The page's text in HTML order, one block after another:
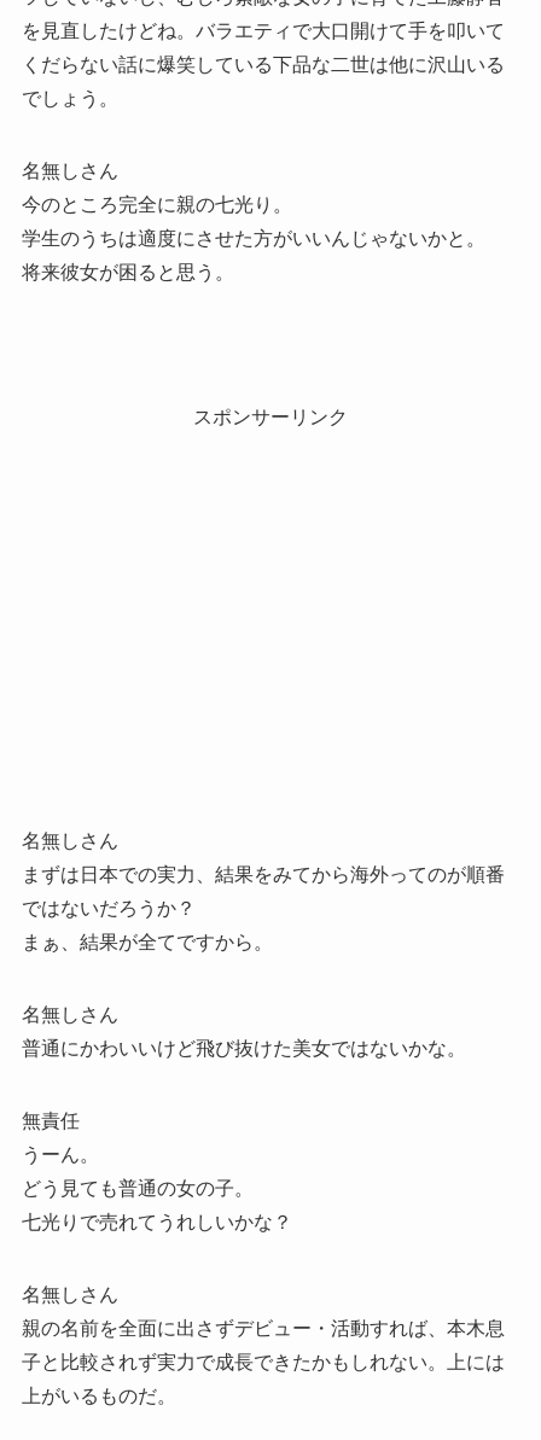
を見直したけどね。バラエティで大口開けて手を叩いて
くだらない話に爆笑している下品な二世は他に沢山いる
でしょう。
名無しさん
今のところ完全に親の七光り。
学生のうちは適度にさせた方がいいんじゃないかと。
将来彼女が困ると思う。
スポンサーリンク
名無しさん
まずは日本での実力、結果をみてから海外ってのが順番
ではないだろうか？
まぁ、結果が全てですから。
名無しさん
普通にかわいいけど飛び抜けた美女ではないかな。
無責任
うーん。
どう見ても普通の女の子。
七光りで売れてうれしいかな？
名無しさん
親の名前を全面に出さずデビュー・活動すれば、本木息
子と比較されず実力で成長できたかもしれない。上には
上がいるものだ。